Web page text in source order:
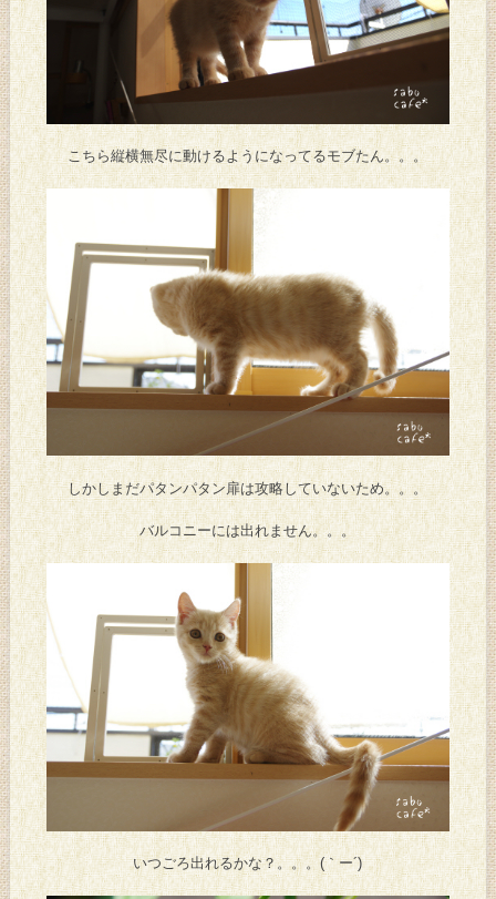
こちら縦横無尽に動けるようになってるモブたん。。。
しかしまだパタンパタン扉は攻略していないため。。。
バルコニーには出れません。。。
いつごろ出れるかな？。。。(｀ー´)